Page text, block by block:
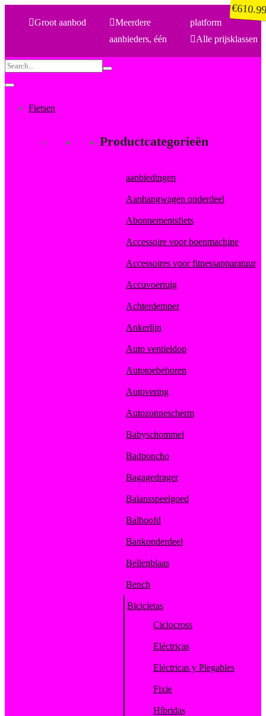
Groot aanbod
Meerdere
aanbieders, één
platform
Alle prijsklassen
Search
for:
Fietsen
Productcategorieën
aanbiedingen
Aanhangwagen onderdeel
Abonnementsfiets
Accessoire voor boenmachine
Accessoires voor fitnessapparatuur
Accuvoertuig
Achterdemper
Ankerlijn
Auto ventieldop
Autotoebehoren
Autovering
Autozonnescherm
Babyschommel
Badponcho
Bagagedrager
Balansspeelgoed
Balhoofd
Bankonderdeel
Bellenblaas
Bench
Bicicletas
Ciclocross
Eléctricas
Eléctricas y Plegables
Fixie
Híbridas
€
€